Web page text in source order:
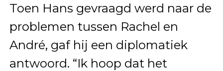
Toen Hans gevraagd werd naar de
problemen tussen Rachel en
André, gaf hij een diplomatiek
antwoord. “Ik hoop dat het